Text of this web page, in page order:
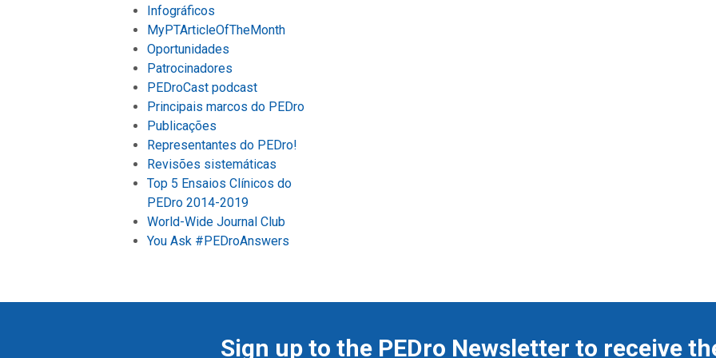
Infográficos
MyPTArticleOfTheMonth
Oportunidades
Patrocinadores
PEDroCast podcast
Principais marcos do PEDro
Publicações
Representantes do PEDro!
Revisões sistemáticas
Top 5 Ensaios Clínicos do
PEDro 2014-2019
World-Wide Journal Club
You Ask #PEDroAnswers
Sign up to the PEDro Newsletter to receive